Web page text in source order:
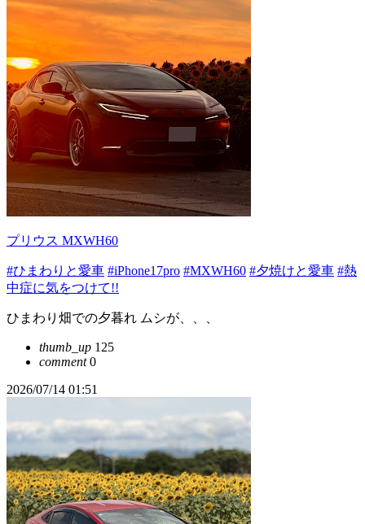
プリウス MXWH60
#ひまわりと愛車 #iPhone17pro #MXWH60 #夕焼けと愛車 #熱
中症に気をつけて!!
ひまわり畑での夕暮れ ムシが、、、
thumb_up 125
comment0
2026/07/14 01:51